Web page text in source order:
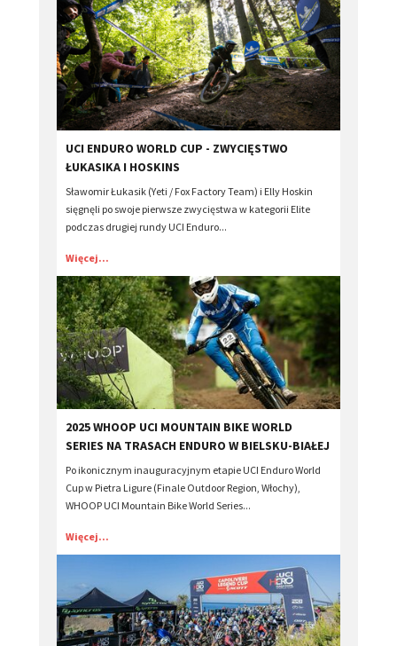
​UCI ENDURO WORLD CUP - ZWYCIĘSTWO
ŁUKASIKA I HOSKINS
Sławomir Łukasik (Yeti / Fox Factory Team) i Elly Hoskin
sięgnęli po swoje pierwsze zwycięstwa w kategorii Elite
podczas drugiej rundy UCI Enduro...
Więcej...
2025 WHOOP UCI MOUNTAIN BIKE WORLD
SERIES NA TRASACH ENDURO W BIELSKU-BIAŁEJ
Po ikonicznym inauguracyjnym etapie UCI Enduro World
Cup w Pietra Ligure (Finale Outdoor Region, Włochy),
WHOOP UCI Mountain Bike World Series...
Więcej...